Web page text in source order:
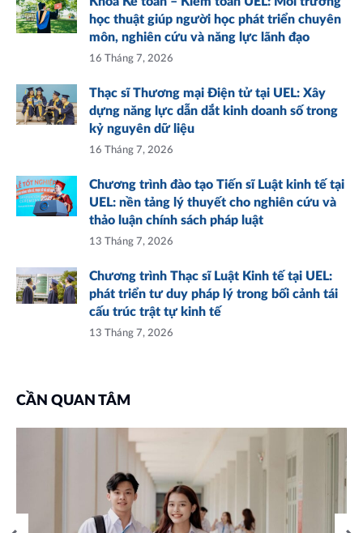
học thuật giúp người học phát triển chuyên
môn, nghiên cứu và năng lực lãnh đạo
16 Tháng 7, 2026
Thạc sĩ Thương mại Điện tử tại UEL: Xây
dựng năng lực dẫn dắt kinh doanh số trong
kỷ nguyên dữ liệu
16 Tháng 7, 2026
Chương trình đào tạo Tiến sĩ Luật kinh tế tại
UEL: nền tảng lý thuyết cho nghiên cứu và
thảo luận chính sách pháp luật
13 Tháng 7, 2026
Chương trình Thạc sĩ Luật Kinh tế tại UEL:
phát triển tư duy pháp lý trong bối cảnh tái
cấu trúc trật tự kinh tế
13 Tháng 7, 2026
CẦN QUAN TÂM